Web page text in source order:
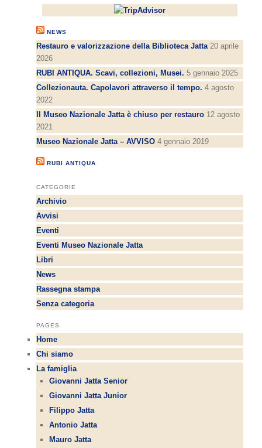
NEWS
Restauro e valorizzazione della Biblioteca Jatta 20 aprile
2026
RUBI ANTIQUA. Scavi, collezioni, Musei. 5 gennaio 2025
Collezionauta. Capolavori attraverso il tempo. 4 agosto
2022
Il Museo Nazionale Jatta è chiuso per restauro 12 agosto
2021
Museo Nazionale Jatta – AVVISO 4 gennaio 2019
RUBI ANTIQUA
CATEGORIE
Archivio
Avvisi
Eventi
Eventi Museo Nazionale Jatta
Libri
News
Rassegna stampa
Senza categoria
PAGES
Home
Chi siamo
La famiglia
Giovanni Jatta Senior
Giovanni Jatta Junior
Filippo Jatta
Antonio Jatta
Mauro Jatta